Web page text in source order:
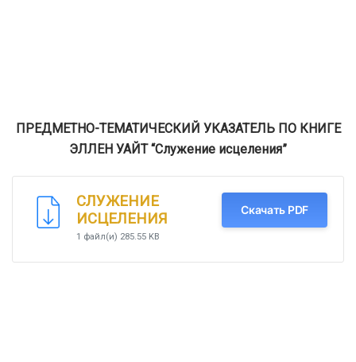
ПРЕДМЕТНО-ТЕМАТИЧЕСКИЙ УКАЗАТЕЛЬ ПО КНИГЕ
ЭЛЛЕН УАЙТ “Служение исцеления”
СЛУЖЕНИЕ
ИСЦЕЛЕНИЯ
1 файл(и) 285.55 KB
Скачать PDF